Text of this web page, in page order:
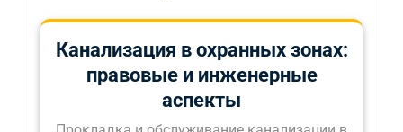
Канализация в охранных зонах:
правовые и инженерные
аспекты